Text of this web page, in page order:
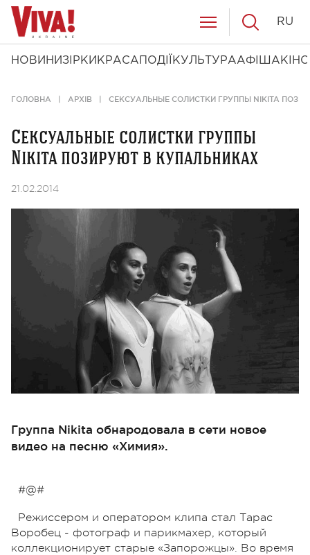
НОВИНИ ЗІРКИ КРАСА ПОДІЇ КУЛЬТУРААФІША КІНО
RU
ГОЛОВНА АРХІВ СЕКСУАЛЬНЫЕ СОЛИСТКИ ГРУППЫ NIKITA
Сексуальные солистки группы
Nikita позируют в купальниках
21.02.2014
Группа Nikita обнародовала в сети новое
видео на песню «Химия».
#@#
Режиссером и оператором клипа стал Тарас
Воробец - фотограф и парикмахер, который
коллекционирует старые «Запорожцы». Во время